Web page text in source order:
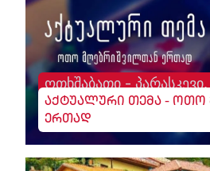
ოთხშაბათი -
აქტუალური თემა - ოთო
ერთად